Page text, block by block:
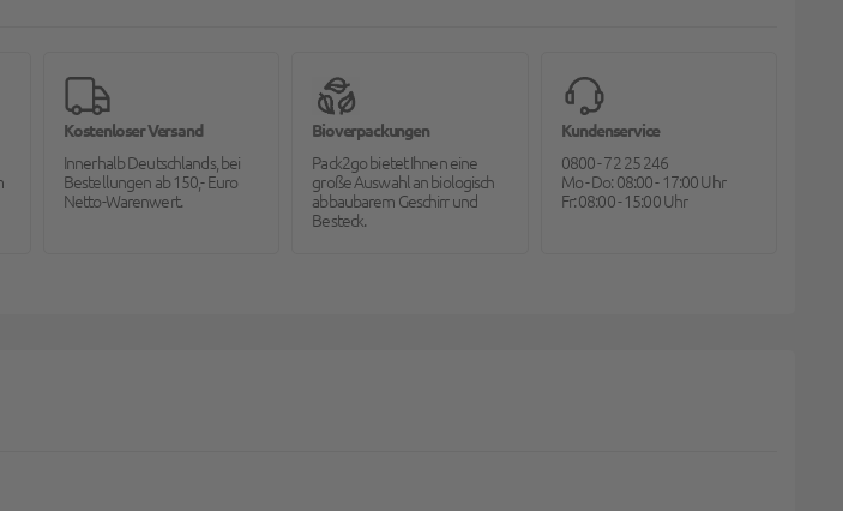
Kostenloser Versand
Innerhalb Deutschlands, bei
Bestellungen ab 150,- Euro
Netto-Warenwert.
Bioverpackungen
Pack2go bietet Ihnen eine
große Auswahl an biologisch
abbaubarem Geschirr und
Besteck.
Kundenservice
0800 - 72 25 246
Mo - Do: 08:00 - 17:00 Uhr
Fr: 08:00 - 15:00 Uhr